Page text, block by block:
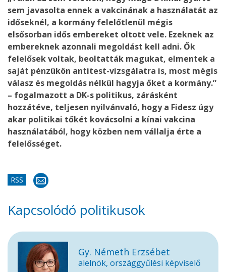
sem javasolta ennek a vakcinának a használatát az
időseknél, a kormány felelőtlenül mégis
elsősorban idős embereket oltott vele. Ezeknek az
embereknek azonnali megoldást kell adni. Ők
felelősek voltak, beoltatták magukat, elmentek a
saját pénzükön antitest-vizsgálatra is, most mégis
válasz és megoldás nélkül hagyja őket a kormány.”
– fogalmazott a DK-s politikus, zárásként
hozzátéve, teljesen nyilvánvaló, hogy a Fidesz úgy
akar politikai tőkét kovácsolni a kínai vakcina
használatából, hogy közben nem vállalja érte a
felelősséget.
RSS
Kapcsolódó politikusok
Gy. Németh Erzsébet
alelnök, országgyűlési képviselő